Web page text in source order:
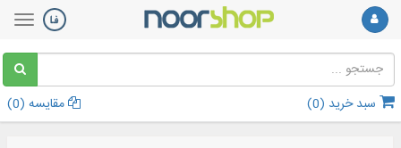
سبد خرید (0
) مقایسه (0
)